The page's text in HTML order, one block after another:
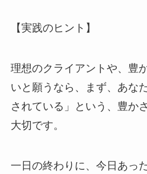
【実践のヒント】
理想のクライアントや、豊
いと願うなら、まず、あな
されている」という、豊か
大切です。
一日の終わりに、今日あっ